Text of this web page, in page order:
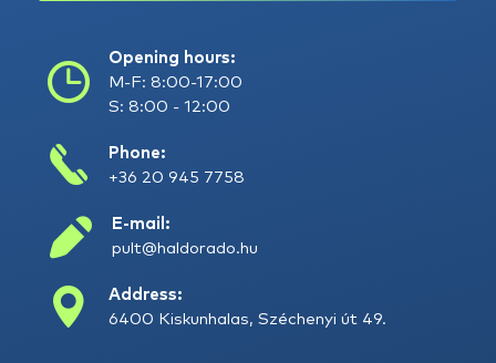
Opening hours:
M-F: 8:00-17:00
S: 8:00 - 12:00
Phone:
+36 20 945 7758
E-mail:
pult@haldorado.hu
Address:
6400 Kiskunhalas, Széchenyi út 49.